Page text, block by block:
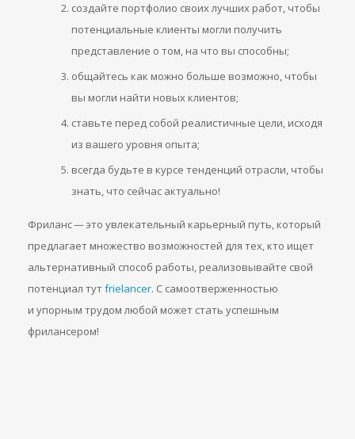
создайте портфолио своих лучших работ, чтобы
потенциальные клиенты могли получить
представление о том, на что вы способны;
общайтесь как можно больше возможно, чтобы
вы могли найти новых клиентов;
ставьте перед собой реалистичные цели, исходя
из вашего уровня опыта;
всегда будьте в курсе тенденций отрасли, чтобы
знать, что сейчас актуально!
Фриланс — это увлекательный карьерный путь, который
предлагает множество возможностей для тех, кто ищет
альтернативный способ работы, реализовывайте свой
потенциал тутfrielancer. С самоотверженностью
и упорным трудом любой может стать успешным
фрилансером!